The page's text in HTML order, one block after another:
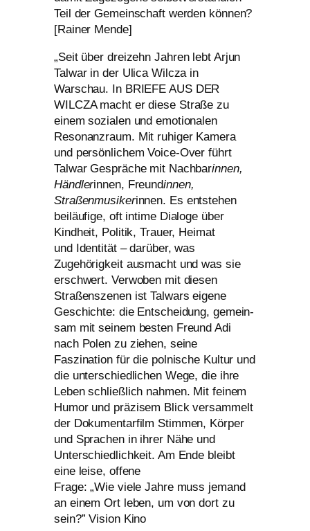
Teil der Gemeinschaft wer­den kön­nen?
[Rainer Mende]
„Seit über drei­zehn Jahren lebt Arjun
Talwar in der Ulica Wilcza in
Warschau. In BRIEFE AUS DER
WILCZAmacht er die­se Straße zu
einem sozia­len und emo­tio­na­len
Resonanzraum. Mit ruhi­ger Kamera
und per­sön­li­chem Voice-Over führt
Talwar Gespräche mit Nachbarinnen,
Händlerinnen, Freundinnen,
Straßenmusikerinnen. Es ent­ste­hen
bei­läu­fi­ge, oft inti­me Dialoge über
Kindheit, Politik, Trauer, Heimat
und Identität – dar­über, was
Zugehörigkeit aus­macht und was sie
erschwert. Verwoben mit die­sen
Straßenszenen ist Talwars eige­ne
Geschichte: die Entscheidung, gemein­
sam mit sei­nem bes­ten Freund Adi
nach Polen zu zie­hen, sei­ne
Faszination für die pol­ni­sche Kultur und
die unter­schied­li­chen Wege, die ihre
Leben schließ­lich nah­men. Mit fei­nem
Humor und prä­zi­sem Blick ver­sam­melt
der Dokumentarfilm Stimmen, Körper
und Sprachen in ihrer Nähe und
Unterschiedlichkeit. Am Ende bleibt
eine lei­se, offe­ne
Frage: „Wie vie­le Jahre muss jemand
an einem Ort leben, um von dort zu
sein?” Vision Kino